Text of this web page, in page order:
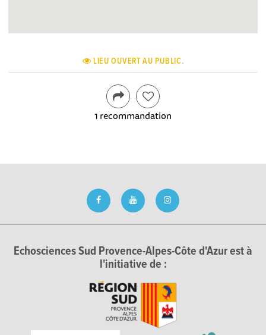
LIEU OUVERT AU PUBLIC.
1 recommandation
Echosciences Sud Provence-Alpes-Côte d'Azur est à
l'initiative de :